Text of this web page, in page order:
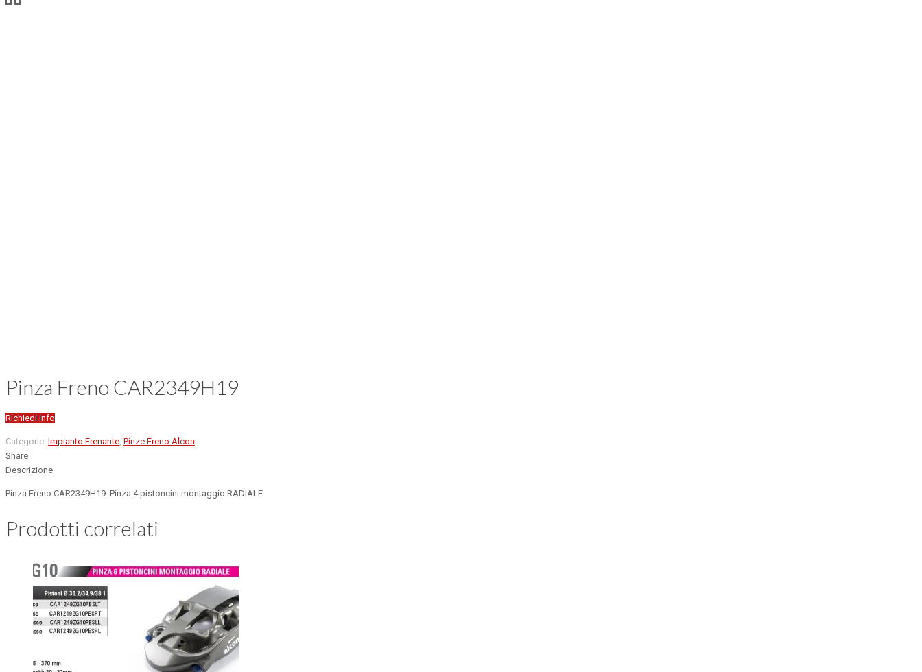
Pinza Freno CAR2349H19
Richiedi info
Categorie: Impianto Frenante Pinze Freno Alcon
Share
Descrizione
Pinza Freno CAR2349H19. Pinza 4 pistoncini montaggio RADIALE
Prodotti correlati